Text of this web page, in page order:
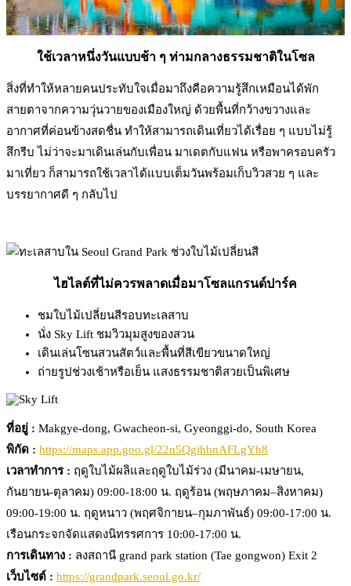
ใช้เวลาหนึ่งวันแบบช้า ๆ ท่ามกลางธรรมชาติในโซล
สิ่งที่ทำให้หลายคนประทับใจเมื่อมาถึงคือความรู้สึกเหมือนได้พัก
สายตาจากความวุ่นวายของเมืองใหญ่ ด้วยพื้นที่กว้างขวางและ
อากาศที่ค่อนข้างสดชื่น ทำให้สามารถเดินเที่ยวได้เรื่อย ๆ แบบไม่รู้
สึกรีบ ไม่ว่าจะมาเดินเล่นกับเพื่อน มาเดตกับแฟน หรือพาครอบครัว
มาเที่ยว ก็สามารถใช้เวลาได้แบบเต็มวันพร้อมเก็บวิวสวย ๆ และ
บรรยากาศดี ๆ กลับไป
ไฮไลต์ที่ไม่ควรพลาดเมื่อมาโซลแกรนด์ปาร์ค
ชมใบไม้เปลี่ยนสีรอบทะเลสาบ
นั่ง Sky Lift ชมวิวมุมสูงของสวน
เดินเล่นโซนสวนสัตว์และพื้นที่สีเขียวขนาดใหญ่
ถ่ายรูปช่วงเช้าหรือเย็น แสงธรรมชาติสวยเป็นพิเศษ
ที่อยู่ : Makgye-dong, Gwacheon-si, Gyeonggi-do, South Korea
พิกัด : https://maps.app.goo.gl/22n5QgihbnAFLgYh8
เวลาทำการ : ฤดูใบไม้ผลิและฤดูใบไม้ร่วง (มีนาคม-เมษายน,
กันยายน-ตุลาคม) 09:00-18:00 น. ฤดูร้อน (พฤษภาคม–สิงหาคม)
09:00-19:00 น. ฤดูหนาว (พฤศจิกายน–กุมภาพันธ์) 09:00-17:00 น.
เรือนกระจกจัดแสดงนิทรรศการ 10:00-17:00 น.
การเดินทาง : ลงสถานี grand park station (Tae gongwon) Exit 2
เว็บไซต์ : https://grandpark.seoul.go.kr/